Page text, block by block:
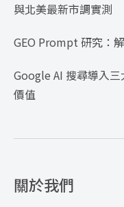
與北美最新市調實測
GEO Prompt 研究：
Google AI 搜尋導入
價值
關於我們